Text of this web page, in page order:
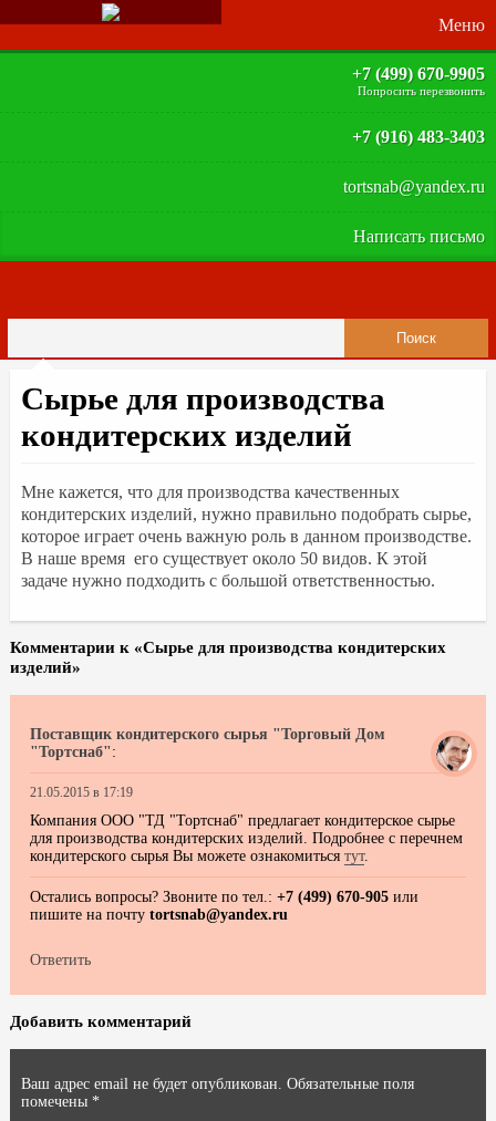
+7 (499) 670-9905
Попросить перезвонить
+7 (916) 483-3403
tortsnab@yandex.ru
Написать письмо
Сырье для производства
кондитерских изделий
Мне кажется, что для производства качественных
кондитерских изделий, нужно правильно подобрать сырье,
которое играет очень важную роль в данном производстве.
В наше время его существует около 50 видов. К этой
задаче нужно подходить с большой ответственностью.
Комментарии к «Сырье для производства кондитерских
изделий»
Поставщик кондитерского сырья "Торговый Дом
"Тортснаб":
21.05.2015 в 17:19
Компания ООО "ТД "Тортснаб" предлагает кондитерское сырье
для производства кондитерских изделий. Подробнее с перечнем
кондитерского сырья Вы можете ознакомиться тут.
Остались вопросы? Звоните по тел.: +7 (499) 670-905или
пишите на почту tortsnab@yandex.ru
Ответить
Добавить комментарий
Ваш адрес email не будет опубликован. Обязательные поля
помечены *